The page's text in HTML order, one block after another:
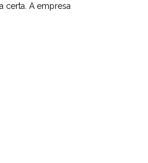
certa. A empresa